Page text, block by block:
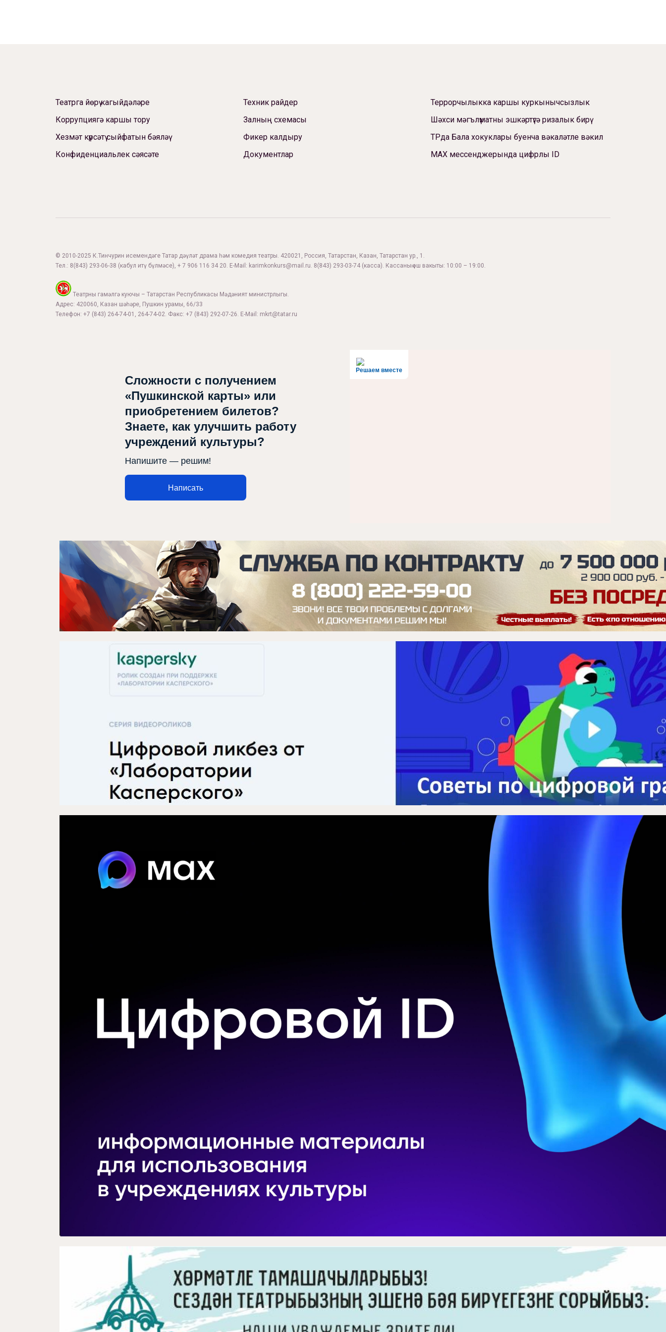
Проектлар
Медиа
Элемтә
Театрга йөрү кагыйдәләре
Коррупциягә каршы тору
Хезмәт күрсәтү сыйфатын бәяләү
Конфиденциальлек сәясәте
Техник райдер
Залның схемасы
Фикер калдыру
Документлар
Террорчылыкка каршы куркынычсызлык
Шәхси мәгълүматны эшкәртүгә ризалык бирү
ТРда Бала хокуклары буенча вәкаләтле вәкил
МАХ мессенджерында цифрлы ID
© 2010-2025 К.Тинчурин исемендәге Татар дәүләт драма һәм комедия театры. 420021, Россия, Татарстан, Казан, Татарстан ур., 1.
Тел.: 8(843) 293-06-38 (кабул итү бүлмәсе), + 7 906 116 34 20. E-Mail: karimkonkurs@mail.ru. 8(843) 293-03-74 (касса). Кассаның эш вакыты: 10:00 – 19:00.
Театрны гамәлгә куючы – Татарстан Республикасы Мәдәният министрлыгы.
Адрес: 420060, Казан шәһәре, Пушкин урамы, 66/33
Телефон: +7 (843) 264-74-01, 264-74-02. Факс: +7 (843) 292-07-26. E-Mail: mkrt@tatar.ru
Решаем вместе
Сложности с получением
«Пушкинской карты» или
приобретением билетов?
Знаете, как улучшить работу
учреждений культуры?
Напишите — решим!
Написать